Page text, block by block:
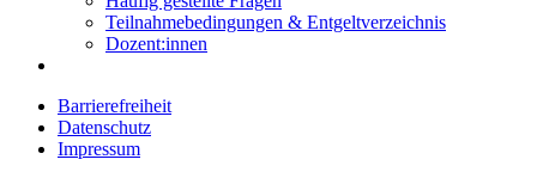
Teilnahmebedingungen & Entgeltverzeichnis
Dozent:innen
Barrierefreiheit
Datenschutz
Impressum